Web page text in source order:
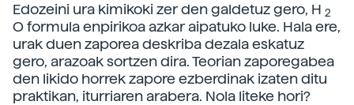
Edozeini ura kimikoki zer den galdetuz gero, H 2
O formula enpirikoa azkar aipatuko luke. Hala ere,
urak duen zaporea deskriba dezala eskatuz
gero, arazoak sortzen dira. Teorian zaporegabea
den likido horrek zapore ezberdinak izaten ditu
praktikan, iturriaren arabera. Nola liteke hori?